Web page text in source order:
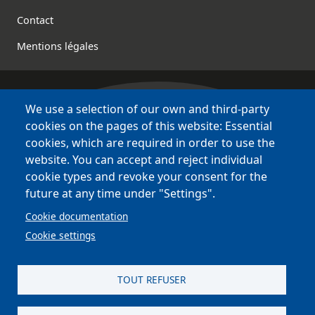
Contact
Mentions légales
Bretagne Culture Diversité
des sites variés !
Sites
BCD
Bazhvalan
Bécédia
BED
PCI
We use a selection of our own and third-party
cookies on the pages of this website: Essential
cookies, which are required in order to use the
website. You can accept and reject individual
cookie types and revoke your consent for the
future at any time under "Settings".
Cookie documentation
Cookie settings
TOUT REFUSER